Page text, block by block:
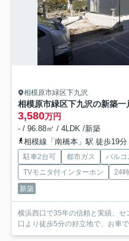
相模原市緑区下九沢
相模原市緑区下九沢の新築一
3,580万円
- / 96.88㎡ / 4LDK /新築
相模線「南橋本」駅 徒歩19分
駐車2台可 都市ガス バルコ
TVモニタ付インターホン
24
新築
横浜西口で35年の信頼と実績、
口より徒歩5分の好立地で、お車